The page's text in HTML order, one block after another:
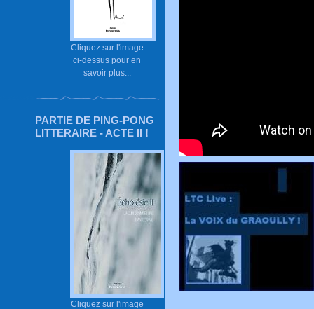
Cliquez sur l'image
ci-dessus pour en
savoir plus...
PARTIE DE PING-PONG
LITTERAIRE - ACTE II !
Cliquez sur l'image